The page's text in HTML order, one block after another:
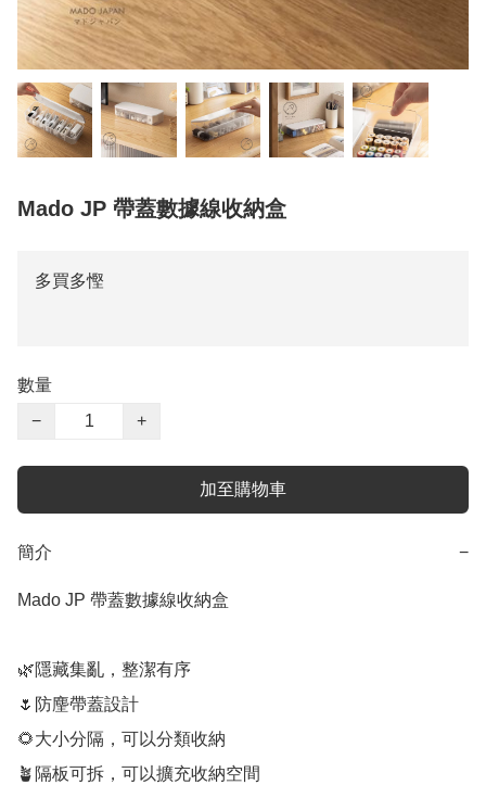
Mado JP 帶蓋數據線收納盒
多買多慳
數量
−
+
加至購物車
簡介 −
Mado JP 帶蓋數據線收納盒
🌿隱藏集亂，整潔有序
🌷防麈帶蓋設計
🌻大小分隔，可以分類收納
🪴隔板可拆，可以擴充收納空間